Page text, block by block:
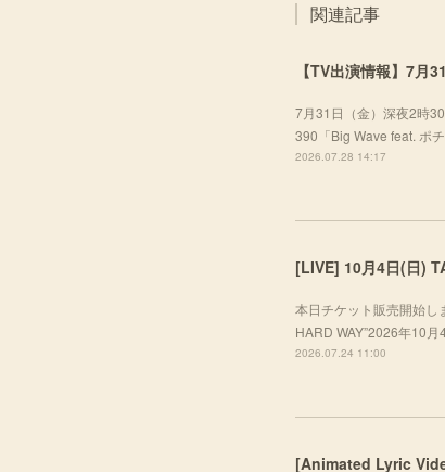
関連記事
【TV出演情報】7月
7月31日（金）深夜2時
390「Big Wave feat. ポ
2026.07.28 14:17
本日チケット販売開始し
HARD WAY”2026年10
2026.07.24 11:00
[Animated Lyric